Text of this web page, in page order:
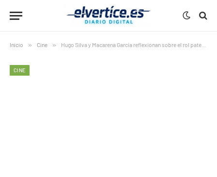
Inicio » Cine » Hugo Silva y Macarena García reflexionan sobre el rol paterno
CINE